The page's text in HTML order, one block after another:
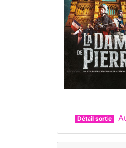
Détail sortie